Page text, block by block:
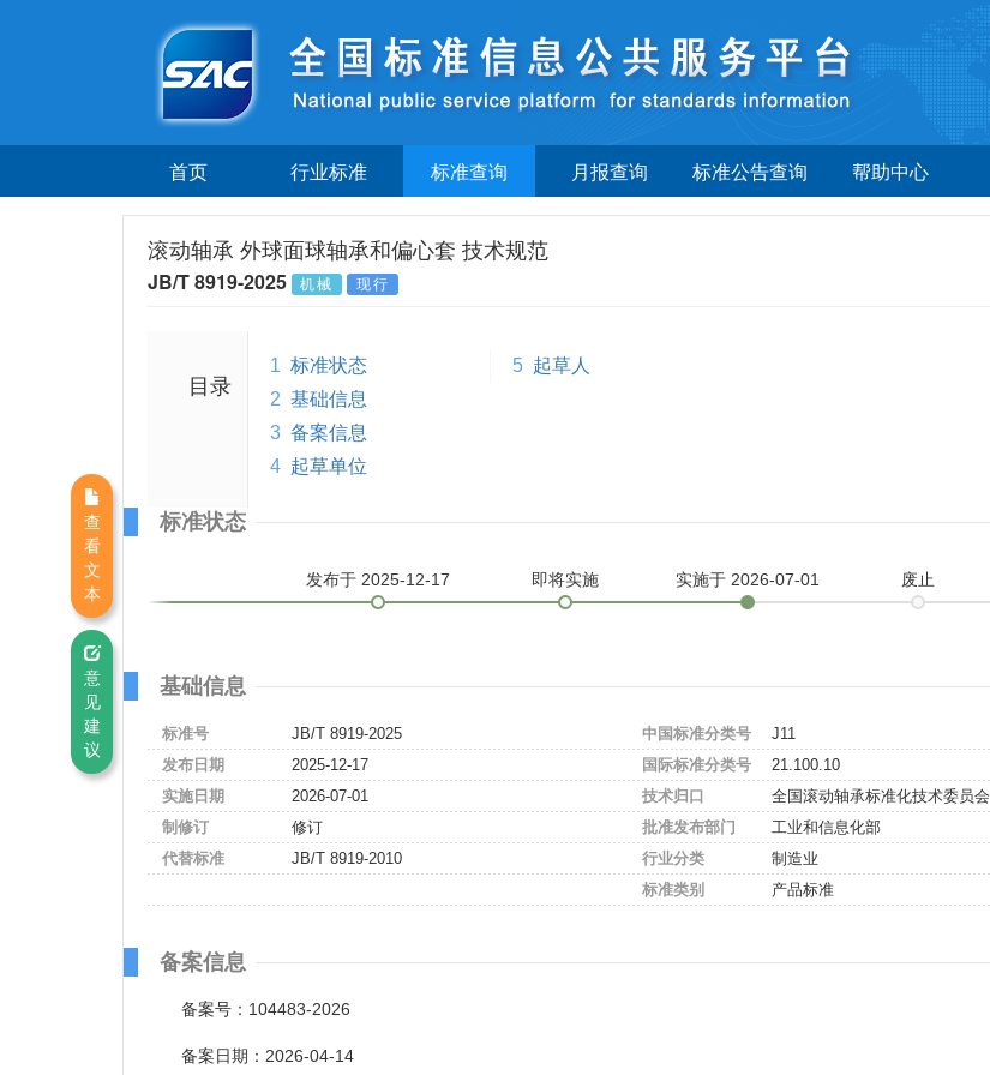
首页 行业标准 标准查询 月报查询 标准公告查询 帮助中心
查
看
文
本
意
见
建
议
滚动轴承 外球面球轴承和偏心套 技术规范
JB/T 8919-2025 机械 现行
目录
1 标准状态
2 基础信息
3 备案信息
4 起草单位
5 起草人
标准状态
发布于 2025-12-17 即将实施 实施于 2026-07-01 废止
基础信息
标准号
JB/T 8919-2025
发布日期
2025-12-17
实施日期
2026-07-01
制修订
修订
代替标准
JB/T 8919-2010
中国标准分类号
J11
国际标准分类号
21.100.10
技术归口
全国滚动轴承标准化技术委员会
批准发布部门
工业和信息化部
行业分类
制造业
标准类别
产品标准
备案信息
备案号：104483-2026
备案日期：2026-04-14